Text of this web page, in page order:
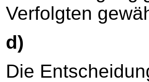
Verfolgten
d)
Die